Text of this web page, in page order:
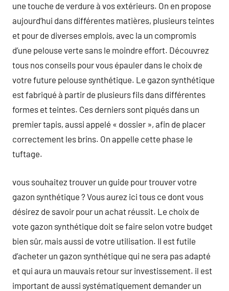
une touche de verdure à vos extérieurs. On en propose
aujourd’hui dans différentes matières, plusieurs teintes
et pour de diverses emplois, avec la un compromis
d’une pelouse verte sans le moindre effort. Découvrez
tous nos conseils pour vous épauler dans le choix de
votre future pelouse synthétique. Le gazon synthétique
est fabriqué à partir de plusieurs fils dans différentes
formes et teintes. Ces derniers sont piqués dans un
premier tapis, aussi appelé « dossier », afin de placer
correctement les brins. On appelle cette phase le
tuftage.
vous souhaitez trouver un guide pour trouver votre
gazon synthétique ? Vous aurez ici tous ce dont vous
désirez de savoir pour un achat réussit. Le choix de
vote gazon synthétique doit se faire selon votre budget
bien sûr, mais aussi de votre utilisation. Il est futile
d’acheter un gazon synthétique qui ne sera pas adapté
et qui aura un mauvais retour sur investissement. il est
important de aussi systématiquement demander un